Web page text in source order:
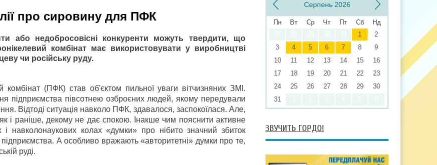
про сировину для ПФК
або недобросовісні конкуренти можуть твердити, що
комбінат має використовувати у виробництві
чи російську руду.
комбінат (ПФК) став об'єктом пильної уваги вітчизняних ЗМІ.
підприємства півсотнею озброєних людей, якому передували
Відтоді ситуація навколо ПФК, здавалося, заспокоїлася. Але,
і раніше, декому не дає спокою. Інакше чим пояснити активне
навколонаукових колах «думки» про нібито значний збиток
А особливо вражають «авторитетні» думки про те,
руді.
Серпень 2026
Пн Вт Ср Чт Пт Сб
Нд
1
2
3
4 5 6 7 8
9
10
11 12 13 14 15
16
17
18 19 20 21 22
23
24
25 26 27 28 29
30
31
ЗВУЧИТЬ ГОРДО!